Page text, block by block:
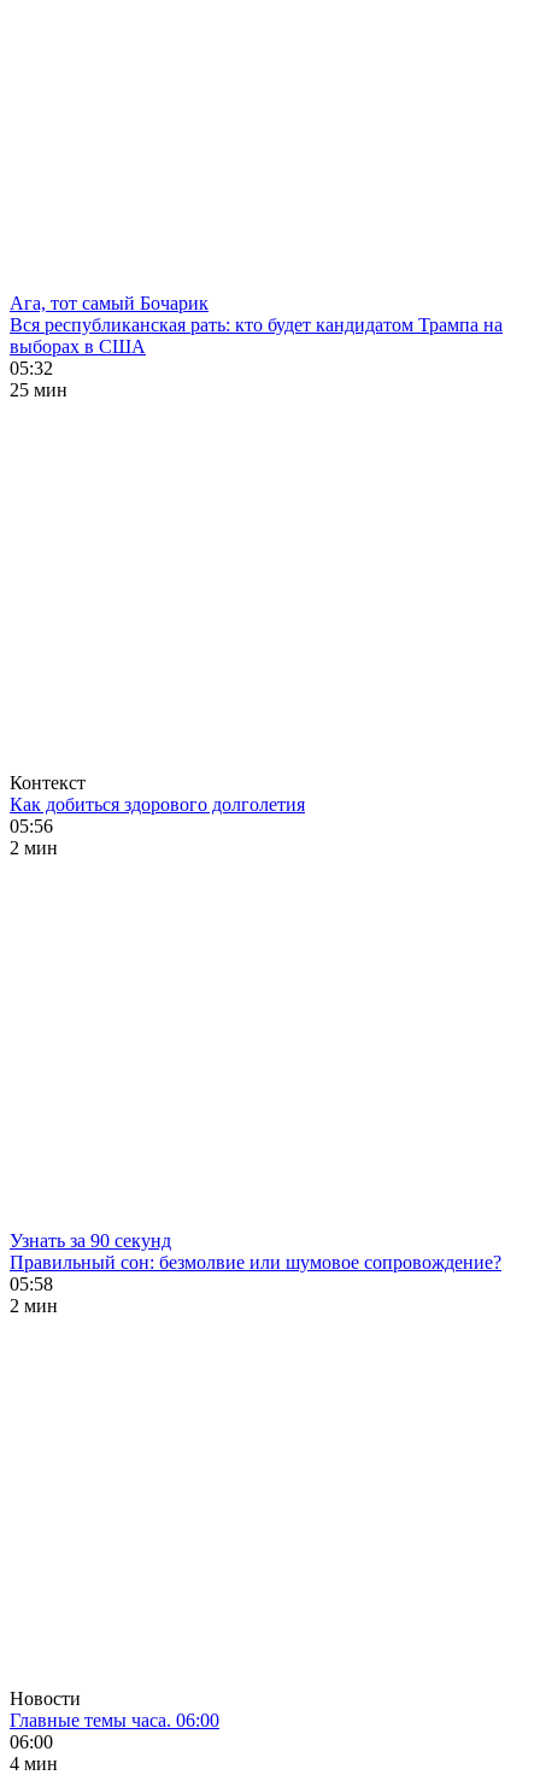
Ага, тот самый Бочарик
Вся республиканская рать: кто будет кандидатом Трампа на
выборах в США
05:32
25 мин
Контекст
Как добиться здорового долголетия
05:56
2 мин
Узнать за 90 секунд
Правильный сон: безмолвие или шумовое сопровождение?
05:58
2 мин
Новости
Главные темы часа. 06:00
06:00
4 мин